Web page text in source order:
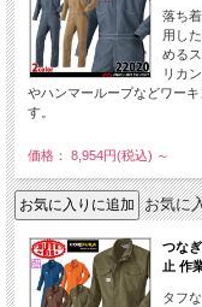
落ち
用し
める
リカ
やハンマーループなどワー
す。
価格： 8,954円(税込) ～
お気に
つな
止 作
タフ